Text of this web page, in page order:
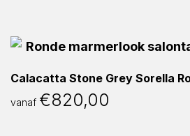
Calacatta Stone Grey Sorella
vanaf €820,00